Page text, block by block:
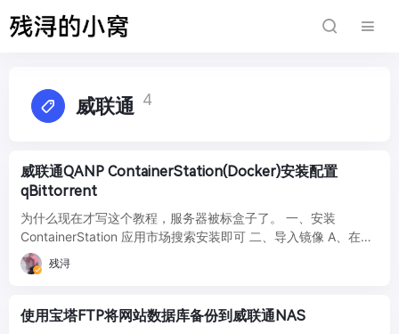
威联通 4
威联通QANP ContainerStation(Docker)安装配置
qBittorrent
为什么现在才写这个教程，服务器被标盒子了。 一、安装
ContainerStation 应用市场搜索安装即可 二、导入镜像 A、在线
拉取 linu ...
残浔
使用宝塔FTP将网站数据库备份到威联通NAS